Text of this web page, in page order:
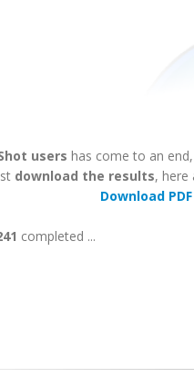
users has come to an
download the results, here
Download PDF
completed ...